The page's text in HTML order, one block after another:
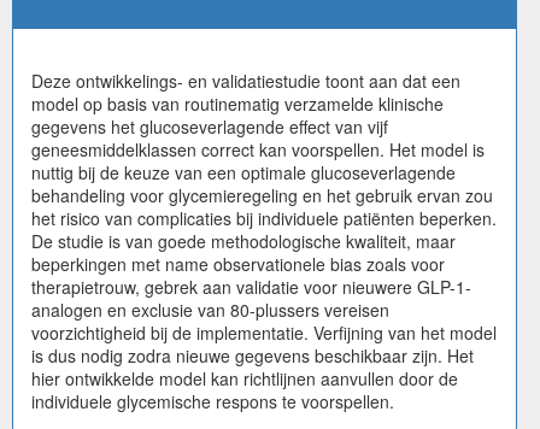
Deze ontwikkelings- en validatiestudie toont aan dat een
model op basis van routinematig verzamelde klinische
gegevens het glucoseverlagende effect van vijf
geneesmiddelklassen correct kan voorspellen. Het model is
nuttig bij de keuze van een optimale glucoseverlagende
behandeling voor glycemieregeling en het gebruik ervan zou
het risico van complicaties bij individuele patiënten beperken.
De studie is van goede methodologische kwaliteit, maar
beperkingen met name observationele bias zoals voor
therapietrouw, gebrek aan validatie voor nieuwere GLP-1-
analogen en exclusie van 80-plussers vereisen
voorzichtigheid bij de implementatie. Verfijning van het model
is dus nodig zodra nieuwe gegevens beschikbaar zijn. Het
hier ontwikkelde model kan richtlijnen aanvullen door de
individuele glycemische respons te voorspellen.